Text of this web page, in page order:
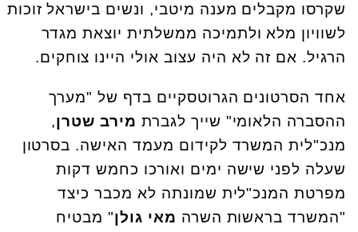
שקרסו מקבלים מענה מיטבי, ונשים בישראל זוכות
לשוויון מלא ולתמיכה ממשלתית יוצאת מגדר
הרגיל. אם זה לא היה עצוב אולי היינו צוחקים.
אחד הסרטונים הגרוטסקיים בדף של "מערך
ההסברה הלאומי" שייך לגברת מירב שטרן,
מנכ"לית המשרד לקידום מעמד האישה. בסרטון
שעלה לפני שישה ימים ואורכו כחמש דקות
מפרטת המנכ"לית שמונתה לא מכבר כיצד
"המשרד בראשות השרה מאי גולן" מבטיח